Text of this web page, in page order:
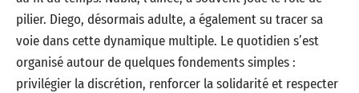
pilier. Diego, désormais adulte, a également su tracer sa
voie dans cette dynamique multiple. Le quotidien s’est
organisé autour de quelques fondements simples :
privilégier la discrétion, renforcer la solidarité et respecter